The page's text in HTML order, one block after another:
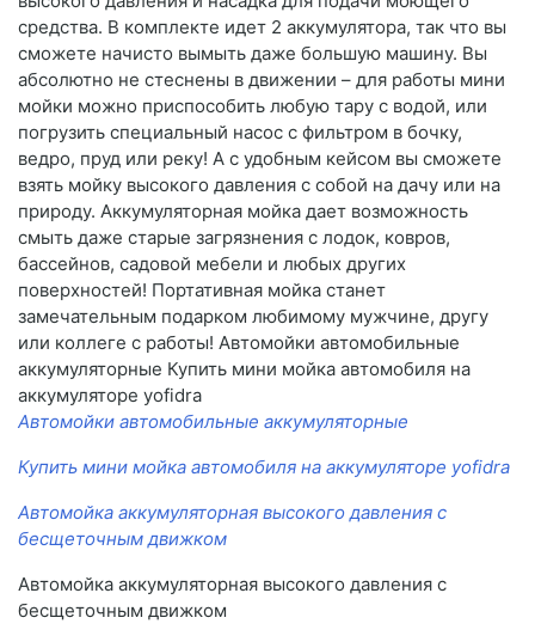
средства. В комплекте идет 2 аккумулятора, так что вы
сможете начисто вымыть даже большую машину. Вы
абсолютно не стеснены в движении – для работы мини
мойки можно приспособить любую тару с водой, или
погрузить специальный насос с фильтром в бочку,
ведро, пруд или реку! А с удобным кейсом вы сможете
взять мойку высокого давления с собой на дачу или на
природу. Аккумуляторная мойка дает возможность
смыть даже старые загрязнения с лодок, ковров,
бассейнов, садовой мебели и любых других
поверхностей! Портативная мойка станет
замечательным подарком любимому мужчине, другу
или коллеге с работы! Автомойки автомобильные
аккумуляторные Купить мини мойка автомобиля на
аккумуляторе yofidra
Автомойки автомобильные аккумуляторные
Купить мини мойка автомобиля на аккумуляторе yofidra
Автомойка аккумуляторная высокого давления с
бесщеточным движком
Автомойка аккумуляторная высокого давления с
бесщеточным движком